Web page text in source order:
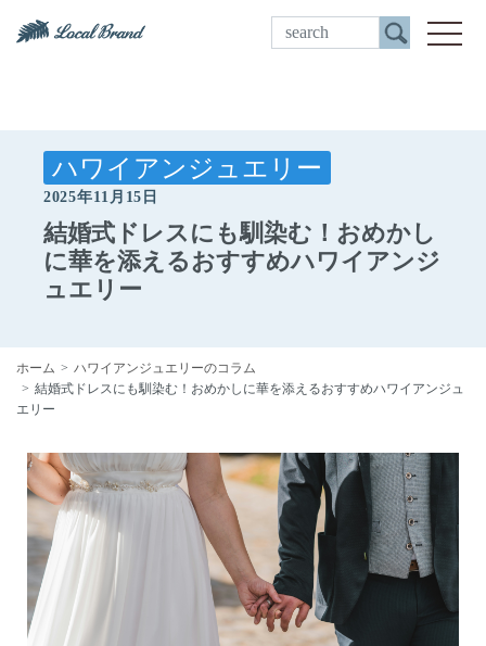
ご来店予約
ハワイアンジュエリー
2025年11月15日
結婚式ドレスにも馴染む！おめかし
に華を添えるおすすめハワイアンジ
ュエリー
ホーム
ハワイアンジュエリーのコラム
結婚式ドレスにも馴染む！おめかしに華を添えるおすすめハワイアンジュ
エリー